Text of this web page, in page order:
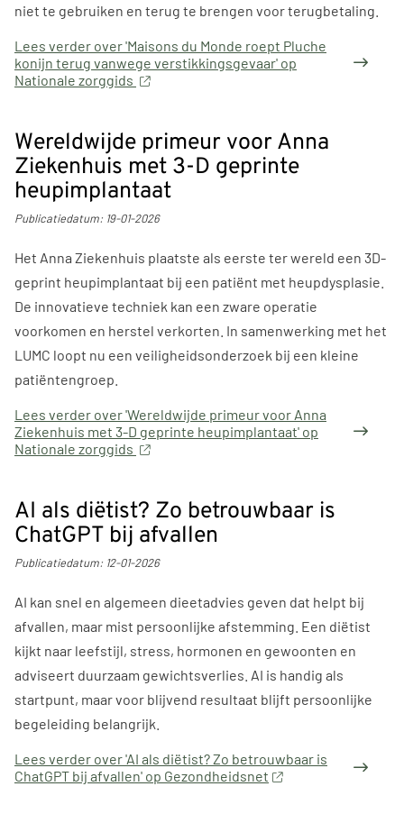
niet te gebruiken en terug te brengen voor terugbetaling.
Lees verder over 'Maisons du Monde roept Pluche
konijn terug vanwege verstikkingsgevaar' op
Nationale zorggids
Wereldwijde primeur voor Anna
Ziekenhuis met 3-D geprinte
heupimplantaat
Publicatiedatum: 19-01-2026
Het Anna Ziekenhuis plaatste als eerste ter wereld een 3D-
geprint heupimplantaat bij een patiënt met heupdysplasie.
De innovatieve techniek kan een zware operatie
voorkomen en herstel verkorten. In samenwerking met het
LUMC loopt nu een veiligheidsonderzoek bij een kleine
patiëntengroep.
Lees verder over 'Wereldwijde primeur voor Anna
Ziekenhuis met 3-D geprinte heupimplantaat' op
Nationale zorggids
AI als diëtist? Zo betrouwbaar is
ChatGPT bij afvallen
Publicatiedatum: 12-01-2026
AI kan snel en algemeen dieetadvies geven dat helpt bij
afvallen, maar mist persoonlijke afstemming. Een diëtist
kijkt naar leefstijl, stress, hormonen en gewoonten en
adviseert duurzaam gewichtsverlies. AI is handig als
startpunt, maar voor blijvend resultaat blijft persoonlijke
begeleiding belangrijk.
Lees verder over 'AI als diëtist? Zo betrouwbaar is
ChatGPT bij afvallen' op Gezondheidsnet